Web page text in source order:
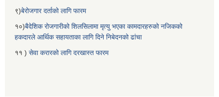
९)बेरोजगार दर्ताको लागि फारम
१०)बैदेशिक रोजगारीको शिलसिलामा मृत्यु भएका कामदारहरुको नजिकको
हकदारले आर्थिक सहायताका लागि दिने निबेदनको ढांचा
११ ) सेवा करारको लागि दरखास्त फारम